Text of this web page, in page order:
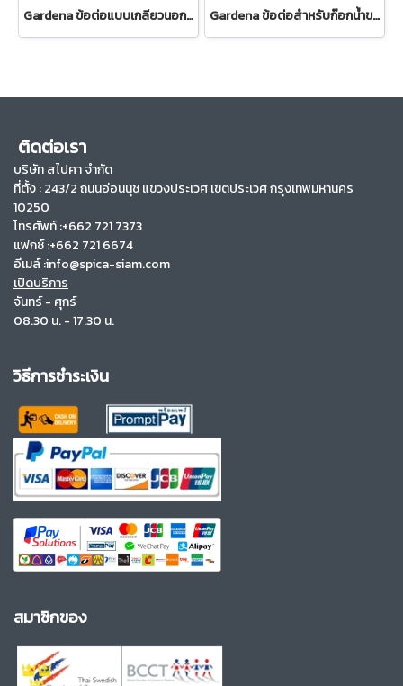
Gardena ข้อต่อแบบเกลียวนอก ขนาด 26.5 มม. (3/4") (02917-20) Gardena ข้อต่อสำหรับก๊อกน้ำขนาด 13 มม. (1/2") – เกลียว 3/4" (13222-20)
ติดต่อเรา
บริษัท สไปคา จำกัด
ที่ตั้ง :243/2 ถนนอ่อนนุช แขวงประเวศ เขตประเวศ กรุงเทพมหานคร
10250
โทรศัพท์ :+662 721 7373
แฟกซ์ :+662 721 6674
อีเมล์ :info@spica-siam.com
เปิดบริการ
จันทร์ - ศุกร์
08.30 น. - 17.30 น.
วิธีการชำระเงิน
สมาชิกของ